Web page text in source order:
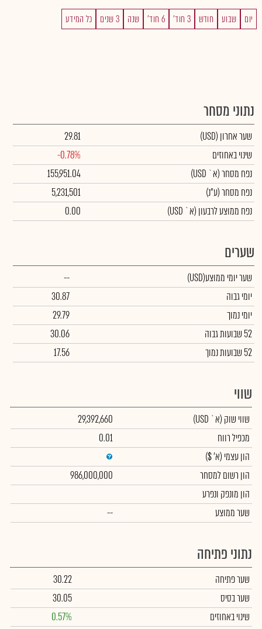
יום שבוע חודש 3 חוד' 6 חוד' שנה 3 שנים כל המידע
נתוני מסחר
שער אחרון (USD)
29.81
שינוי באחוזים
-0.78%
נפח מסחר(א` USD)
155,951.04
נפח מסחר(ע"נ)
5,231,501
נפח ממוצע לרבעון (א` USD)
0.00
שערים
שער יומי ממוצע(USD)
--
יומי גבוה
30.87
יומי נמוך
29.79
52 שבועות גבוה
30.06
52 שבועות נמוך
17.56
שווי
שווי שוק (א` USD)
29,392,660
מכפיל רווח
0.01
הון עצמי (א' $)
הון רשום למסחר
986,000,000
הון מונפק ונפרע
שער ממוצע
--
נתוני פתיחה
שער פתיחה
30.22
שער בסיס
30.05
שינוי באחוזים
0.57%